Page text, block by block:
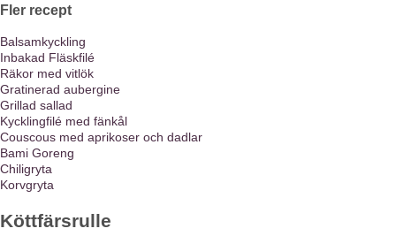
Fler recept
Balsamkyckling
Inbakad Fläskfilé
Räkor med vitlök
Gratinerad aubergine
Grillad sallad
Kycklingfilé med fänkål
Couscous med aprikoser och dadlar
Bami Goreng
Chiligryta
Korvgryta
Köttfärsrulle